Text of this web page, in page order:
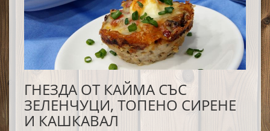
ГНЕЗДА ОТ КАЙМА СЪС
ЗЕЛЕНЧУЦИ, ТОПЕНО СИРЕНЕ
И КАШКАВАЛ